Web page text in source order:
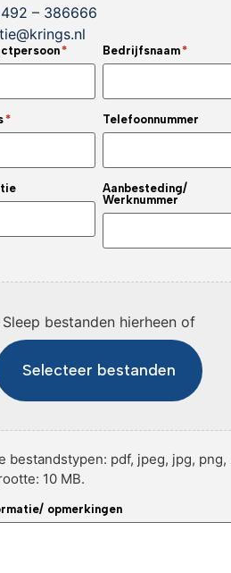
– 386666
* Bedrijfsnaam*
* Telefoonnummer
Aanbesteding/
Werknummer
Sleep bestanden hierheen of
Selecteer bestanden
bestandstypen: pdf, jpeg, jpg, png,
10 MB.
opmerkingen